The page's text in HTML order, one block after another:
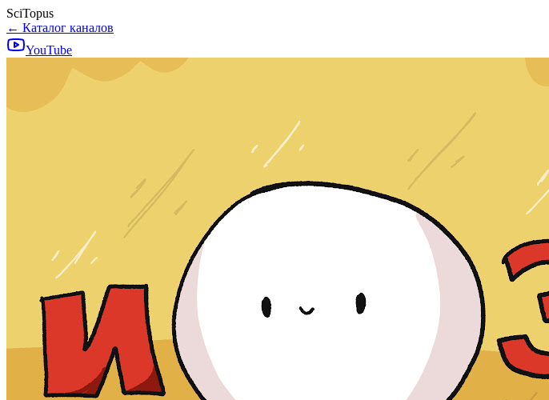
SciTopus
← Каталог каналов
YouTube